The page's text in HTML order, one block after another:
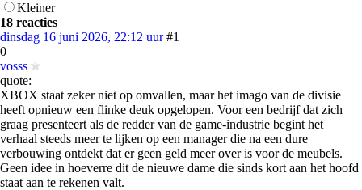
Kleiner
18 reacties
dinsdag 16 juni 2026, 22:12 uur #1
0
vosss
quote:
XBOX staat zeker niet op omvallen, maar het imago van de divisie
heeft opnieuw een flinke deuk opgelopen. Voor een bedrijf dat zich
graag presenteert als de redder van de game-industrie begint het
verhaal steeds meer te lijken op een manager die na een dure
verbouwing ontdekt dat er geen geld meer over is voor de meubels.
Geen idee in hoeverre dit de nieuwe dame die sinds kort aan het hoofd
staat aan te rekenen valt.